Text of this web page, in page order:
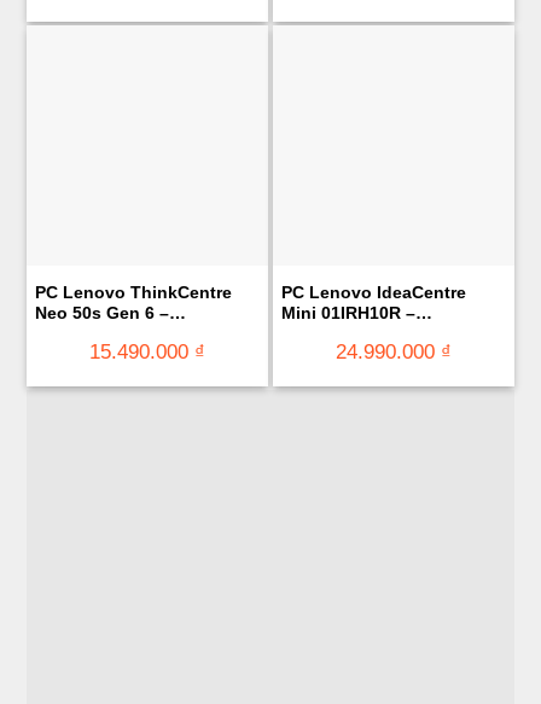
PC Lenovo ThinkCentre
Neo 50s Gen 6 –
Ram 8GB/ 256GB SSD/
15.490.000 ₫
PC Lenovo IdeaCentre
Mini 01IRH10R –
Core™ 5 210H/ 8GB DDR5/
Home SL)
24.990.000 ₫